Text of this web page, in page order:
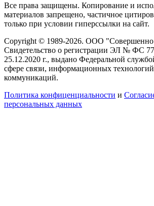
Все права защищены. Копирование и
материалов запрещено, частичное
только при условии гиперссылки на сайт.
Copyright © 1989-2026. ООО "Совершенно
Свидетельство о регистрации ЭЛ № ФС
25.12.2020 г., выдано Федеральной
сфере связи, информационных
коммуникаций.
Политика конфиценциальности и
персональных данных